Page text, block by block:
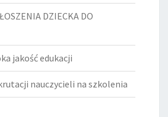
DZIECKA DO
jakość edukacji
nauczycieli na szkolenia